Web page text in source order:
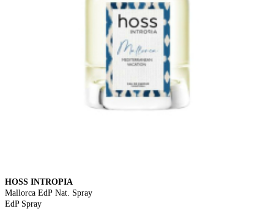
HOSS INTROPIA
Mallorca EdP Nat. Spray
EdP Spray